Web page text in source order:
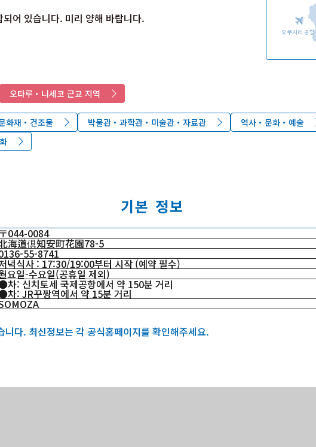
어 있습니다. 미리 양해 바랍니다.
오타루・니세코 근교 지역
화재・건조물 박물관・과학관・미술관・자료관 역사・문화・예술
오쿠시리 공항
기본 정보
044-0084
海道倶知安町花園78-5
55-8741
녁식사 : 17:30/19:00부터 시작 (예약 필수)
요일-수요일(공휴일 제외)
차: 신치토세 국제공항에서 약 150분 거리
차: JR꾸짱역에서 약 15분 거리
다. 최신정보는 각 공식홈페이지를 확인해주세요.